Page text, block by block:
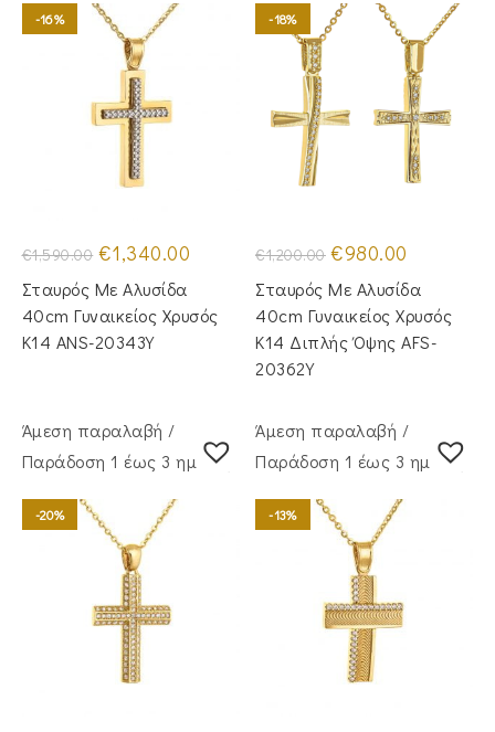
-16%
€1,590.00 Original
price
was:
€1,590.00.
€1,340.00 τρέχουσα
€1,340.00.
Σταυρός Με Αλυσίδα
40cm Γυναικείος Χρυσός
Κ14 ANS-20343Y
-18%
€1,200.00 Original
price
was:
€1,200.00.
€980.00
τιμή
είναι:
€980.00.
Σταυρός Mε Aλυσίδα
40cm Γυναικείος Χρυσός
Κ14 Διπλής Όψης AFS-
20362Y
Άμεση παραλαβή /
Παράδoση 1 έως 3 ημέρες
-20%
Άμεση παραλαβή /
Παράδoση 1 έως 3 ημέρες
-13%